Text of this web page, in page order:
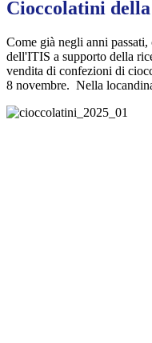
Cioccolatini
Come già negli anni
dell'ITIS a supporto della
vendita di confezioni di
8 novembre. Nella